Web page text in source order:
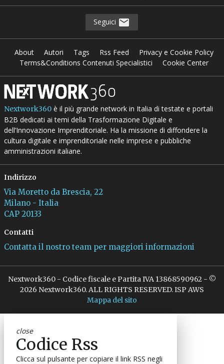
Seguici
About Autori Tags Rss Feed
Privacy e Cookie Policy
Terms&Conditions Contenuti Specialistici
Cookie Center
Nextwork360è il più grande network in Italia di testate e portali
B2B dedicati ai temi della Trasformazione Digitale e
dell’Innovazione Imprenditoriale. Ha la missione di diffondere la
cultura digitale e imprenditoriale nelle imprese e pubbliche
amministrazioni italiane.
Indirizzo
Via Moretto da Brescia, 22
Milano - Italia
CAP 20133
Contatti
Contatta il nostro team per maggiori informazioni
Nextwork360 - Codice fiscale e Partita IVA 13868590962 - ©
2026 Nextwork360. ALL RIGHTS RESERVED. ISP AWS
Mappa del sito
close
Codice Rss
Clicca sul pulsante per copiare il link RSS negli